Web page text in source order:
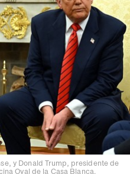
y Donald Trump, presidente de
Oval de la Casa Blanca.